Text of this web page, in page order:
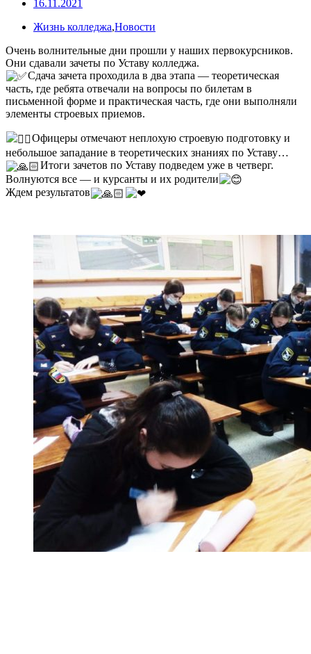
16.11.2021
Жизнь колледжа,Новости
Очень волнительные дни прошли у наших первокурсников.
Они сдавали зачеты по Уставу колледжа.
Сдача зачета проходила в два этапа — теоретическая
часть, где ребята отвечали на вопросы по билетам в
письменной форме и практическая часть, где они выполняли
элементы строевых приемов.
Офицеры отмечают неплохую строевую подготовку и
небольшое западание в теоретических знаниях по Уставу…
Итоги зачетов по Уставу подведем уже в четверг.
Волнуются все — и курсанты и их родители
Ждем результатов